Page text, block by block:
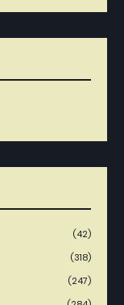
(42)
(318)
(247)